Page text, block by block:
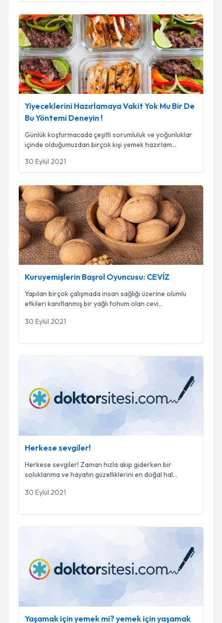
Yiyeceklerini Hazırlamaya Vakit Yok Mu Bir De Bu Yöntemi
Yiyeceklerini Hazırlamaya Vakit Yok Mu Bir De
Bu Yöntemi Deneyin !
Günlük koşturmacada çeşitli sorumluluk ve yoğunluklar
içinde olduğumuzdan birçok kişi yemek hazırlam...
30 Eylül 2021
Kuruyemişlerin Başrol Oyuncusu: CEVİZ
Kuruyemişlerin Başrol Oyuncusu: CEVİZ
Yapılan birçok çalışmada insan sağlığı üzerine olumlu
etkileri kanıtlanmış bir yağlı tohum olan cevi...
30 Eylül 2021
Herkese sevgiler!
Herkese sevgiler! Zaman hızla akıp giderken bir
soluklanma ve hayatın güzelliklerini en doğal hal...
30 Eylül 2021
Yaşamak için yemek mi? yemek için yaşamak